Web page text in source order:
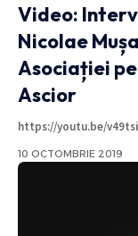
Video:
Nicolae
Asociației
Ascior
https://youtu.be/
10 OCTOMBRIE 2019